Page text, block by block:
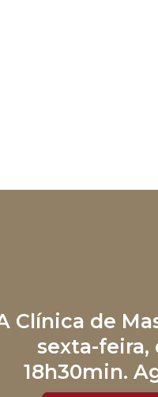
Clínica de
sexta-feira,
18h30min.